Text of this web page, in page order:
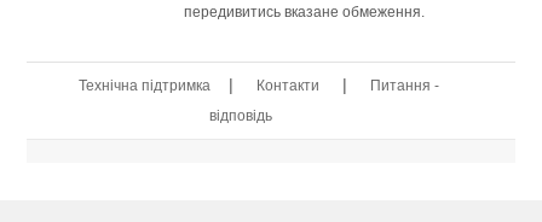
передивитись вказане обмеження.
Технічна підтримка | Контакти |
Питання -
відповідь